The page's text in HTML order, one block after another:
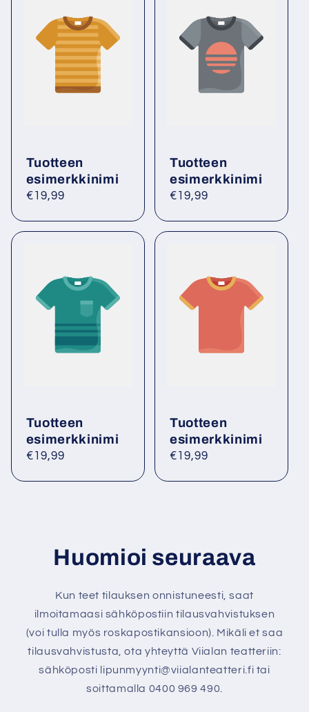
Tuotteen
esimerkkinimi
Normaalihinta
€19,99
Tuotteen
esimerkkinimi
Normaalihinta
€19,99
Tuotteen
esimerkkinimi
Normaalihinta
€19,99
Tuotteen
esimerkkinimi
Normaalihinta
€19,99
Huomioi seuraava
Kun teet tilauksen onnistuneesti, saat
ilmoitamaasi sähköpostiin tilausvahvistuksen
(voi tulla myös roskapostikansioon). Mikäli et saa
tilausvahvistusta, ota yhteyttä Viialan teatteriin:
sähköposti lipunmyynti@viialanteatteri.fi tai
soittamalla 0400 969 490.